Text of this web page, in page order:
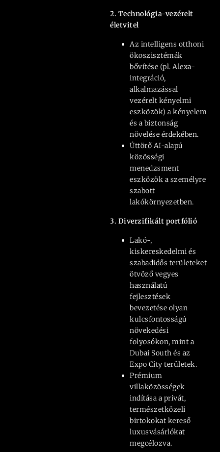
2. Technológia-vezérelt
életvitel
Az intelligens otthoni
ökoszisztémák
bővítése (pl. Alexa-
integráció,
alkalmazással
vezérelt kényelmi
eszközök) a kényelem
és a biztonság
növelése érdekében.
Úttörő AI-alapú
közösségi
menedzsment
eszközök a személyre
szabott
lakókörnyezetben.
3. Diverzifikált portfólió
Lakó-,
kiskereskedelmi és
szabadidős területeket
ötvöző vegyes
használatú
fejlesztések
bevezetése olyan
kulcsfontosságú
növekedési
folyosókon, mint a
Dubai South és az
Expo City területek.
Prémium
villaközösségek
indítása a privát,
természetközeli
birtokokat kereső
luxusvásárlókat
megcélozva.